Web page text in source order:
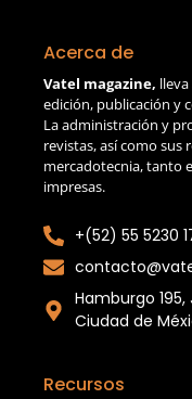
Acerca de
Vatel magazine,
edición, publicación y
La administración y
revistas, así como sus
mercadotecnia, tanto
impresas.
+(52) 55 5230
Hamburgo
Ciudad de
Recursos